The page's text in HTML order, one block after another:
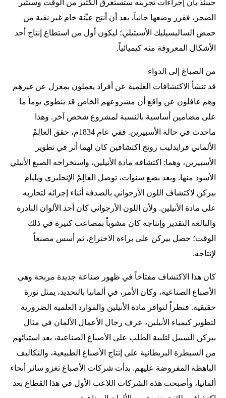
حينئذ بأن إجراءات تجربته ستستغرق الكثير من الوقت وستثير
الضجر، فقرر وضعها جانباً، بعد أن أنتج عيِّنة خام غير نقية من
حمض الساليسيليك الأسيتيلي؛ ليكون أول من استطاع إنتاج أحد
الأشكال المعروفة منه كيميائياً.
من الصباغ إلى الدواء
قد تنشأ الاكتشافات العلمية عن أفراد يعملون بمعزل عن غيرهم
وهم غافلون عن واقع أن مشروعهم الخاص قد ينطوي يوماً ما
على مضامين أساسية بالنسبة لمشروع شخص آخر. وهذا
ماحدث في حالة الأسبيرين. ففي عام 1834م، حقق العالِمْ
الألماني فرايدليب رونج اكتشافين كان لهما أثر في تطوير
الأسبيرين، وهما: اكتشافه مادة الأنيلين، واستخراجه الصبغ الأنيلي
الأسود منها. وبعد بضع سنوات، توصل العالِمْ الإنجليزي ويليام
بيركن لاكتشاف اللون الأرجواني بالصدفة أثناء إجرائه لتجاربه
على مادة الأنيلين. ولأن اللون الأرجواني كان أحد الألوان النادرة
والبالغة التقدير وإنتاجه كان مشوباً بمصاعب كثيرة في ذلك
الوقت؛ حصل بيركن على براءة الاختراع، ثم أسس مصنعاً
لإنتاجه.
كان هذا الاكتشاف مفتاحاً في ظهور صناعة جديدة مربحة وهي
الأصباغ الصناعية، وكان الأمر، في ألمانيا بالتحديد، يمثل ثورة
حقيقية. فنظراً لتوافر مادة الأنيلين والموارد العلمية الضرورية
لتطوير كيمياء الأنيلين، عرف رجال الأعمال الألمان في مثال
بيركن السبيل لتلبية الطلب على الأصباغ الصناعية، بعد استيائهم
من السيطرة البريطانية على إنتاج الأصباغ الطبيعية، والتكاليف
الباهظة المفروضة عليهم. بدأت شركات الأصباغ تغزو سائر أنحاء
ألمانيا، وأصبحت هذه الشركات اللاعب الأول في هذا القطاع بعد